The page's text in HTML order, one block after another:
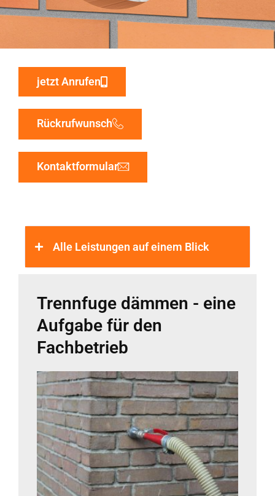
jetzt Anrufen
Rückrufwunsch
Kontaktformular
Alle Leistungen auf einem Blick
Trennfuge dämmen - eine
Aufgabe für den
Fachbetrieb